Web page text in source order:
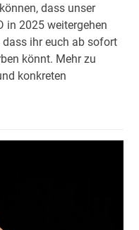
dass unser
in 2025 weitergehen
ihr euch ab sofort
könnt. Mehr zu
konkreten